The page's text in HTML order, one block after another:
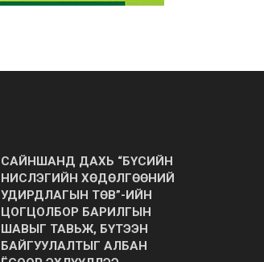
САЙНШАНД ДАХЬ “БҮСИЙН
НИСЛЭГИЙН ХӨДӨЛГӨӨНИЙ
УДИРДЛАГЫН ТӨВ”-ИЙН
ЦОГЦОЛБОР БАРИЛГЫН
ШАВЫГ ТАВЬЖ, БҮТЭЭН
БАЙГУУЛАЛТЫГ АЛБАН